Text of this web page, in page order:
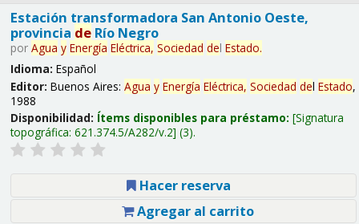
Estación transformadora San Antonio Oeste,
provincia deRío Negro
por Agua y Energía Eléctrica, Sociedad del Estado.
Idioma: Español
Editor: Buenos Aires: Agua y Energía Eléctrica, Sociedad del Estado,
1988
Disponibilidad: Ítems disponibles para préstamo: Signatura
topográfica: 621.374.5/A282/v.2 (3).
Hacer reserva
Agregar al carrito